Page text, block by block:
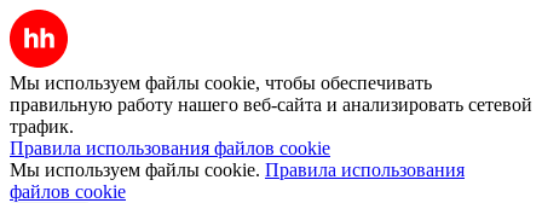
Мы используем файлы cookie, чтобы обеспечивать
правильную работу нашего веб-сайта и анализировать сетевой
трафик.
Правила использования файлов cookie
Мы используем файлы cookie. Правила использования
файлов cookie